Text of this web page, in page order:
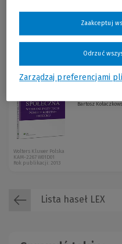
KAM-2042 W01Z01
Rok publikacji: 2012
-30 %
Bartosz
Wolters Kluwer Polska
KAM-2267 W01D01
Rok publikacji: 2013
Lista haseł LEX
Zarządzaj preferencjami
Odrzuć
Zaakceptuj